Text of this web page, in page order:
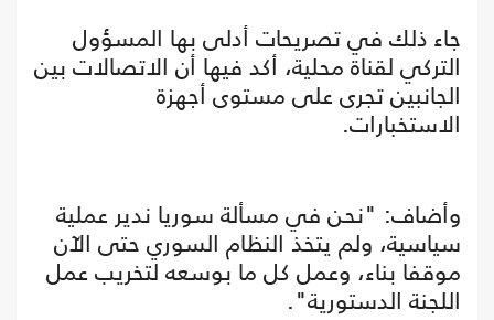
جاء ذلك في تصريحات أدلى بها المسؤول
التركي لقناة محلية، أكد فيها أن الاتصالات بين
الجانبين تجرى على مستوى أجهزة
الاستخبارات.
وأضاف: "نحن في مسألة سوريا ندير عملية
سياسية، ولم يتخذ النظام السوري حتى الآن
موقفا بناء، وعمل كل ما بوسعه لتخريب عمل
اللجنة الدستورية".